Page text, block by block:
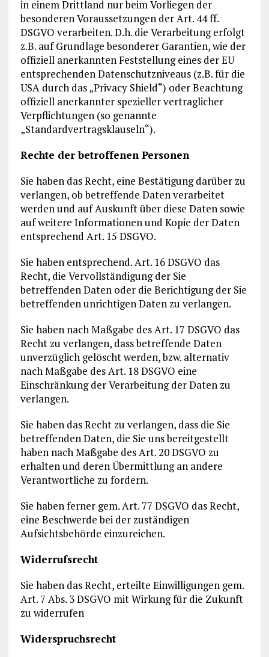
in einem Drittland nur beim Vorliegen der
besonderen Voraussetzungen der Art. 44 ff.
DSGVO verarbeiten. D.h. die Verarbeitung erfolgt
z.B. auf Grundlage besonderer Garantien, wie der
offiziell anerkannten Feststellung eines der EU
entsprechenden Datenschutzniveaus (z.B. für die
USA durch das „Privacy Shield“) oder Beachtung
offiziell anerkannter spezieller vertraglicher
Verpflichtungen (so genannte
„Standardvertragsklauseln“).
Rechte der betroffenen Personen
Sie haben das Recht, eine Bestätigung darüber zu
verlangen, ob betreffende Daten verarbeitet
werden und auf Auskunft über diese Daten sowie
auf weitere Informationen und Kopie der Daten
entsprechend Art. 15 DSGVO.
Sie haben entsprechend. Art. 16 DSGVO das
Recht, die Vervollständigung der Sie
betreffenden Daten oder die Berichtigung der Sie
betreffenden unrichtigen Daten zu verlangen.
Sie haben nach Maßgabe des Art. 17 DSGVO das
Recht zu verlangen, dass betreffende Daten
unverzüglich gelöscht werden, bzw. alternativ
nach Maßgabe des Art. 18 DSGVO eine
Einschränkung der Verarbeitung der Daten zu
verlangen.
Sie haben das Recht zu verlangen, dass die Sie
betreffenden Daten, die Sie uns bereitgestellt
haben nach Maßgabe des Art. 20 DSGVO zu
erhalten und deren Übermittlung an andere
Verantwortliche zu fordern.
Sie haben ferner gem. Art. 77 DSGVO das Recht,
eine Beschwerde bei der zuständigen
Aufsichtsbehörde einzureichen.
Widerrufsrecht
Sie haben das Recht, erteilte Einwilligungen gem.
Art. 7 Abs. 3 DSGVO mit Wirkung für die Zukunft
zu widerrufen
Widerspruchsrecht